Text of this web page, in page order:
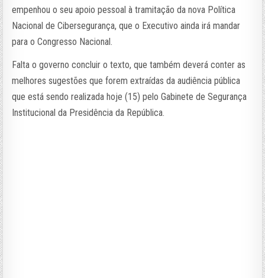
empenhou o seu apoio pessoal à tramitação da nova Política
Nacional de Cibersegurança, que o Executivo ainda irá mandar
para o Congresso Nacional.
Falta o governo concluir o texto, que também deverá conter as
melhores sugestões que forem extraídas da audiência pública
que está sendo realizada hoje (15) pelo Gabinete de Segurança
Institucional da Presidência da República.